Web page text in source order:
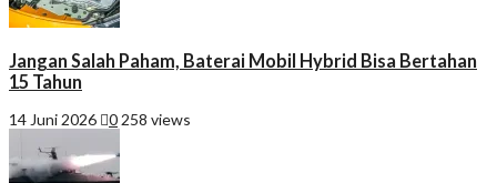
Jangan Salah Paham, Baterai Mobil Hybrid Bisa Bertahan
15 Tahun
14 Juni 2026 0 258 views